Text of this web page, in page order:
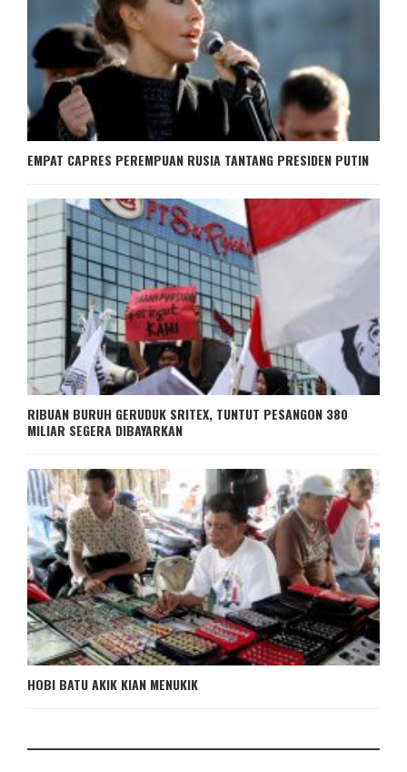
EMPAT CAPRES PEREMPUAN RUSIA TANTANG PRESIDEN PUTIN
RIBUAN BURUH GERUDUK SRITEX, TUNTUT PESANGON 380
MILIAR SEGERA DIBAYARKAN
HOBI BATU AKIK KIAN MENUKIK